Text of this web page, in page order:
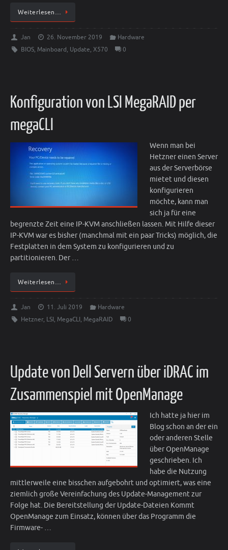
Weiterlesen…
Jan 26. November 2019
Hardware
BIOS, Mainboard, Update, X570 0
Konfiguration von LSI MegaRAID per
megaCLI
Wenn man bei
Hetzner einen Server
aus der Serverbörse
mietet und diesen
konfigurieren
möchte, kann man
sich ja für eine
begrenzte Zeit eine IP-KVM anschließen lassen. Mit Hilfe dieser
IP-KVM war es bisher (manchmal mit ein paar Tricks) möglich, die
Festplatten in dem System zu konfigurieren und zu
partitionieren. Der …
Weiterlesen…
Jan 11. Juli 2019
Hardware
Hetzner, LSI, MegaCLI, MegaRAID 0
Update von Dell Servern über iDRAC im
Zusammenspiel mit OpenManage
Ich hatte ja hier im
Blog schon an der ein
oder anderen Stelle
über OpenManage
geschrieben. Ich
habe die Nutzung
mittlerweile eine bisschen aufgebohrt und optimiert, was eine
ziemlich große Vereinfachung des Update-Management zur
Folge hat. Die Bereitstellung der Update-Dateien Kommt
OpenManage zum Einsatz, können über das Programm die
Firmware- …